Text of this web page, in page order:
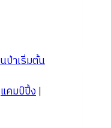
แคมป์ปิ้ง|